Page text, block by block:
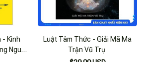
- Kinh
Nguồn
Cuộc
Luật Tâm Thức - Giải Mã Ma
Trận Vũ Trụ